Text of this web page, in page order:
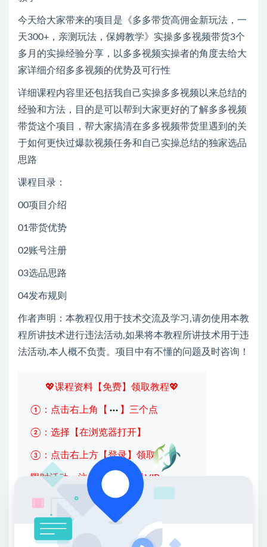
今天给大家带来的项目是《多多带货高佣金新玩法，一
天300+，亲测玩法，保姆教学》实操多多视频带货3个
多月的实操经验分享，以多多视频实操者的角度去给大
家详细介绍多多视频的优势及可行性
详细课程内容里还包括我自己实操多多视频以来总结的
经验和方法，目的是可以帮到大家更好的了解多多视频
带货这个项目，帮大家搞清在多多视频带货里遇到的关
于如何更快过爆款视频任务和自己实操总结的独家选品
思路
课程目录：
00项目介绍
01带货优势
02账号注册
03选品思路
04发布规则
作者声明：本教程仅用于技术交流及学习,请勿使用本教
程所讲技术进行违法活动,如果将本教程所讲技术用于违
法活动,本人概不负责。项目中有不懂的问题及时咨询！
💖课程资料【免费】领取教程💖
①：点击右上角【 】三个点
②：选择【在浏览器打开】
③：点击右上方【登录】领取
限时活动：注册新用户赠送VIP
收藏